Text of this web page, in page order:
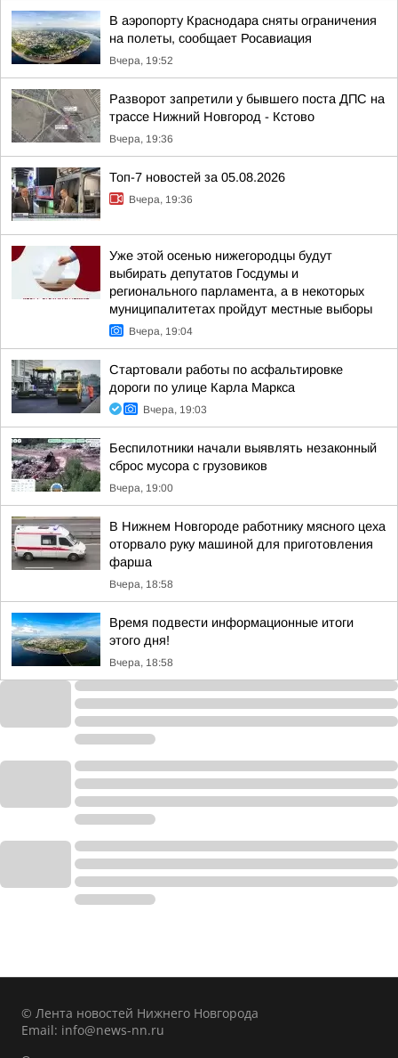
В аэропорту Краснодара сняты ограничения
на полеты, сообщает Росавиация
Вчера, 19:52
Разворот запретили у бывшего поста ДПС на
трассе Нижний Новгород - Кстово
Вчера, 19:36
Топ-7 новостей за 05.08.2026
Вчера, 19:36
Уже этой осенью нижегородцы будут
выбирать депутатов Госдумы и
регионального парламента, а в некоторых
муниципалитетах пройдут местные выборы
Вчера, 19:04
Стартовали работы по асфальтировке
дороги по улице Карла Маркса
Вчера, 19:03
Беспилотники начали выявлять незаконный
сброс мусора с грузовиков
Вчера, 19:00
В Нижнем Новгороде работнику мясного цеха
оторвало руку машиной для приготовления
фарша
Вчера, 18:58
Время подвести информационные итоги
этого дня!
Вчера, 18:58
© Лента новостей Нижнего Новгорода
Email: info@news-nn.ru